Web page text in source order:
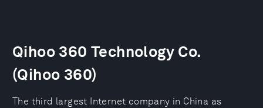
Qihoo 360 Technology Co.
(Qihoo 360)
The third largest Internet company in China as